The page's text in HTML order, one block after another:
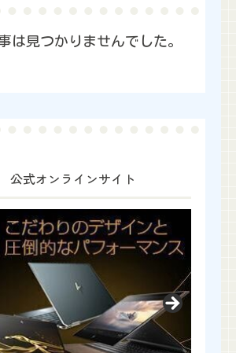
は見つかりませんでした。
公式オンラインサイト